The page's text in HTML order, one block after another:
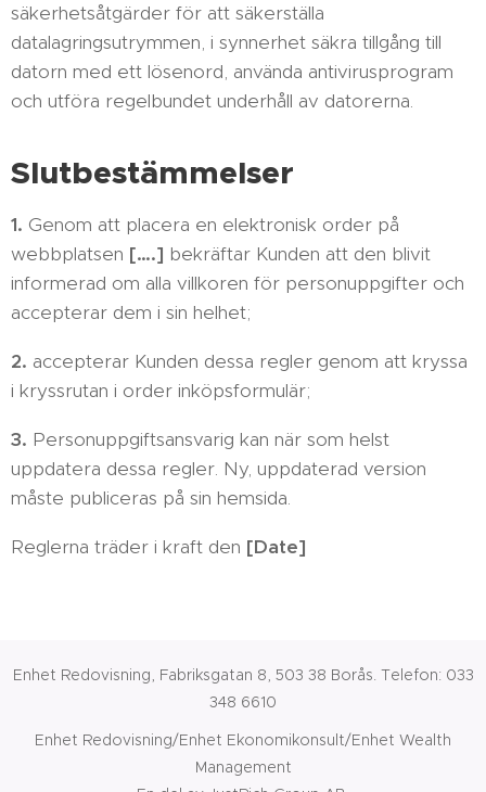
säkerhetsåtgärder för att säkerställa
datalagringsutrymmen, i synnerhet säkra tillgång till
datorn med ett lösenord, använda antivirusprogram
och utföra regelbundet underhåll av datorerna.
Slutbestämmelser
1. Genom att placera en elektronisk order på
webbplatsen [….] bekräftar Kunden att den blivit
informerad om alla villkoren för personuppgifter och
accepterar dem i sin helhet;
2. accepterar Kunden dessa regler genom att kryssa
i kryssrutan i order inköpsformulär;
3. Personuppgiftsansvarig kan när som helst
uppdatera dessa regler. Ny, uppdaterad version
måste publiceras på sin hemsida.
Reglerna träder i kraft den [Date]
Enhet Redovisning, Fabriksgatan 8, 503 38 Borås. Telefon: 033
348 6610
Enhet Redovisning/Enhet Ekonomikonsult/Enhet Wealth
Management